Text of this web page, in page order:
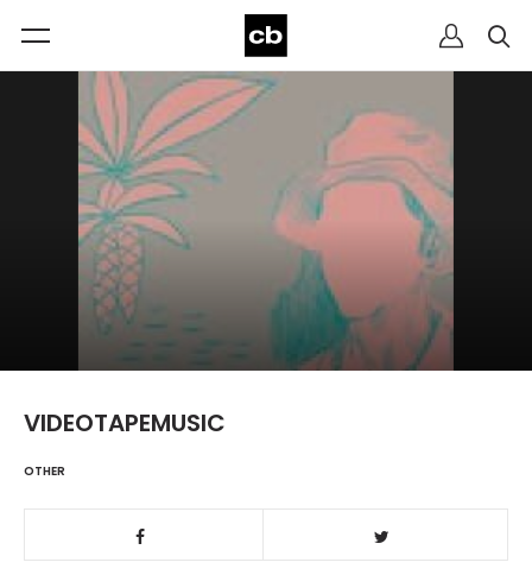
VIDEOTAPEMUSIC
OTHER